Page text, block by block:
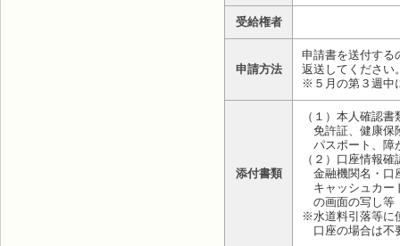
受給権者
申請方法
申請書を送付する
返送してください
※５月の第３週中
添付書類
（１）本人確認書
免許証、健康保
パスポート、障
（２）口座情報確
金融機関名・口
キャッシュカー
の画面の写し等
※水道料引落等に
口座の場合は不